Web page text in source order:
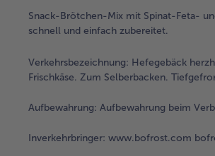
Snack-Brötchen-Mix mit Spinat-Feta-
schnell und einfach zubereitet.
Verkehrsbezeichnung: Hefegebäck
Frischkäse. Zum Selberbacken.
Aufbewahrung: Aufbewahrung beim
Inverkehrbringer: www.bofrost.com